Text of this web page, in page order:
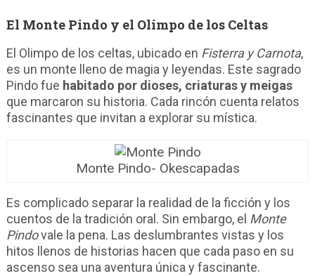
El Monte Pindo y el Olimpo de los Celtas
El Olimpo de los celtas, ubicado en Fisterra y Carnota,
es un monte lleno de magia y leyendas. Este sagrado
Pindo fue habitado por dioses, criaturas y meigas
que marcaron su historia. Cada rincón cuenta relatos
fascinantes que invitan a explorar su mística.
Monte Pindo- Okescapadas
Es complicado separar la realidad de la ficción y los
cuentos de la tradición oral. Sin embargo, el Monte
Pindovale la pena. Las deslumbrantes vistas y los
hitos llenos de historias hacen que cada paso en su
ascenso sea una aventura única y fascinante.